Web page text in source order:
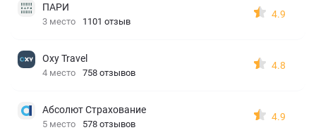
ПАРИ
3 место 1101 отзыв
4.9
Oxy Travel
4 место 758 отзывов
4.8
Абсолют Страхование
5 место 578 отзывов
4.9